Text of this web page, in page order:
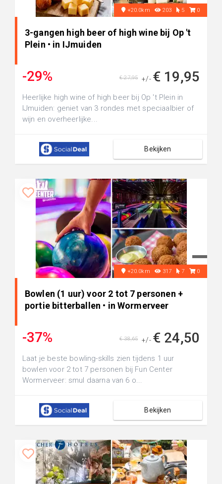
+20.0km 203 5 0
3-gangen high beer of high wine bij Op 't
Plein • in IJmuiden
-29% +/- € 19,95
€ 27,95
Heerlijke high wine of high beer bij Op 't Plein in
IJmuiden: geniet van 3 rondes met speciaalbier of
wijn en overheerlijke...
Bekijken
+20.0km 317 7 0
Bowlen (1 uur) voor 2 tot 7 personen +
portie bitterballen • in Wormerveer
-37% +/- € 24,50
€ 38,65
Laat je beste bowling-skills zien tijdens 1 uur
bowlen voor 2 tot 7 personen bij Fun Center
Wormerveer: smul daarna van 6 o...
Bekijken